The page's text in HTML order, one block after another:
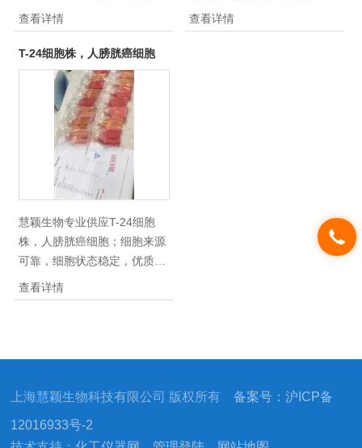
胱癌细胞对膀胱肿瘤的基础研
究、实验治疗和抗癌新成果的
研究有重要的作用，所售细胞
状态良好、*，咨询！
查看详情
的细胞售后服务，为客户提供
高品质的科研细胞，*，提供
查看详情
T-24细胞株，人膀胱癌细胞
慧颖生物专业供应T-24细胞
株，人膀胱癌细胞；细胞来源
可靠，细胞状态稳定，优质细
胞株细胞系，拥有一批专业技
术团队，拥有*的细胞管理体
培养基及原料产品，大量库
查看详情
上海慧颖生物科技有限公司 版权所有备案号：沪ICP备
12016933号-2